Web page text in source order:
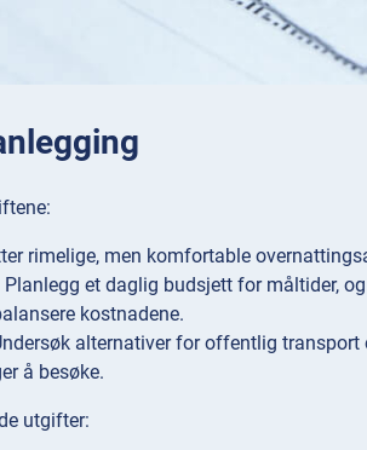
rimelige, men komfortable
Planlegg et daglig budsjett for måltider,
kostnadene.
alternativer for offentlig
å besøke.
utgifter: